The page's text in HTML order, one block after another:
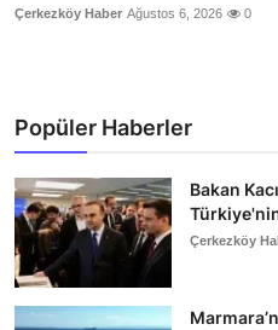
Çerkezköy Haber Ağustos 6, 2026 0
Popüler Haberler
Bakan
Çerkezköy